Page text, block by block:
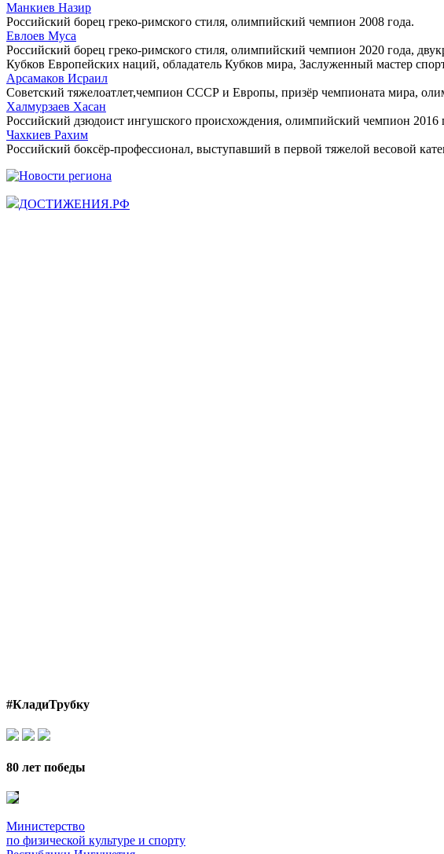
Манкиев Назир
Российский борец греко-римского стиля, олимпийский чемпион 2008 года.
Евлоев Муса
Российский борец греко-римского стиля, олимпийский чемпион 2020 года,
Кубков Европейских наций, обладатель Кубков мира, Заслуженный мастер
Арсамаков Исраил
Советский тяжелоатлет,чемпион СССР и Европы, призёр чемпионата мира,
Халмурзаев Хасан
Российский дзюдоист ингушского происхождения, олимпийский чемпион 2016
Чахкиев Рахим
Российский боксёр-профессионал, выступавший в первой тяжелой весовой
ДОСТИЖЕНИЯ.РФ
#КладиТрубку
80 лет победы
Министерство
по физической культуре и спорту